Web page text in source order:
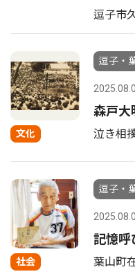
逗子市
文化
逗子・
森戸大
泣き相
社会
逗子・
記憶呼
葉山町